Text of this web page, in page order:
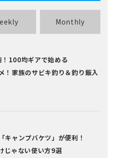
Monthly
100均ギアで始める
！家族のサビキ釣り＆釣り飯入
キャンプバケツ」が便利！
じゃない使い方9選